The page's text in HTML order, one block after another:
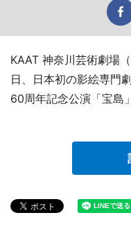
KAAT 神奈川芸術劇場
日、日本初の影絵専門
60周年記念公演「宝島